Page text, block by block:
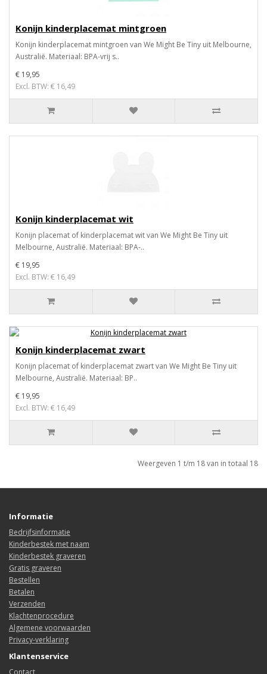
Konijn kinderplacemat mintgroen
Konijn kinderplacemat mintgroen van We Might Be Tiny uit Melbourne,
Australië. Materiaal: BPA-vrij s..
€ 19,95
Excl. BTW: € 16,49
Konijn kinderplacemat wit
Konijn placemat of kinderplacemat wit van We Might Be Tiny uit
Melbourne, Australië. Materiaal: BPA-..
€ 19,95
Excl. BTW: € 16,49
Konijn kinderplacemat zwart
Konijn placemat of kinderplacemat zwart van We Might Be Tiny uit
Melbourne, Australië. Materiaal: BP..
€ 19,95
Excl. BTW: € 16,49
Weergeven 1 t/m 18 van in totaal 18
Informatie
Bedrijfsinformatie
Kinderbestek met naam
Kinderbestek graveren
Gratis graveren
Bestellen
Betalen
Verzenden
Klachtenprocedure
Algemene voorwaarden
Privacy-verklaring
Klantenservice
Contact